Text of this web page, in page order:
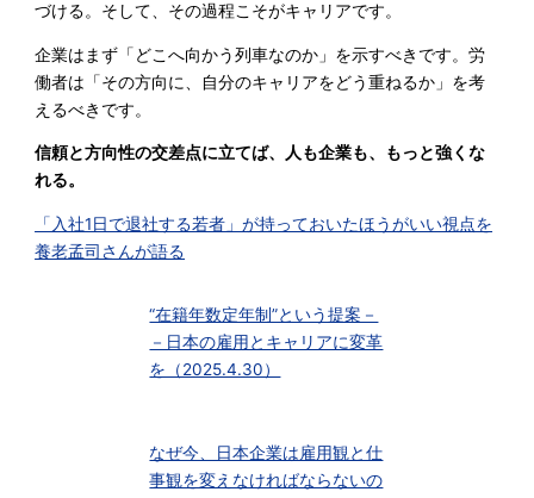
づける。そして、その過程こそがキャリアです。
企業はまず「どこへ向かう列車なのか」を示すべきです。労
働者は「その方向に、自分のキャリアをどう重ねるか」を考
えるべきです。
信頼と方向性の交差点に立てば、人も企業も、もっと強くな
れる。
「入社1日で退社する若者」が持っておいたほうがいい視点を
養老孟司さんが語る
“在籍年数定年制”という提案－
－日本の雇用とキャリアに変革
を（2025.4.30）
なぜ今、日本企業は雇用観と仕
事観を変えなければならないの